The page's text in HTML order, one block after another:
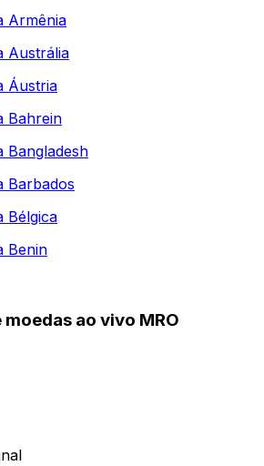
Armênia
Austrália
Áustria
Bahrein
Bangladesh
Barbados
Bélgica
Benin
ao vivo MRO